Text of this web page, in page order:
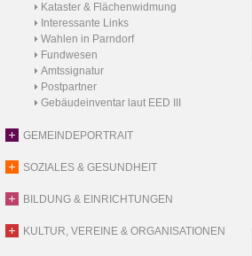
Kataster & Flächenwidmung
Interessante Links
Wahlen in Parndorf
Fundwesen
Amtssignatur
Postpartner
Gebäudeinventar laut EED III
GEMEINDEPORTRAIT
SOZIALES & GESUNDHEIT
BILDUNG & EINRICHTUNGEN
KULTUR, VEREINE & ORGANISATIONEN